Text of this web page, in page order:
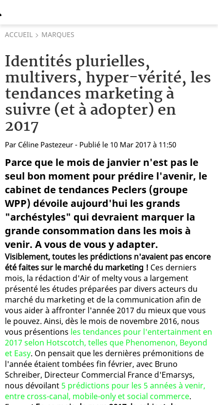
ACCUEIL MARQUES
Identités plurielles,
multivers, hyper-vérité, les
tendances marketing à
suivre (et à adopter) en
2017
Par Céline Pastezeur - Publié le 10 Mar 2017 à 11:50
Parce que le mois de janvier n'est pas le
seul bon moment pour prédire l'avenir, le
cabinet de tendances Peclers (groupe
WPP) dévoile aujourd'hui les grands
"archéstyles" qui devraient marquer la
grande consommation dans les mois à
venir. A vous de vous y adapter.
Visiblement, toutes les prédictions n'avaient pas encore
été faites sur le marché du marketing ! Ces derniers
mois, la rédaction d'Air of melty vous a largement
présenté les études préparées par divers acteurs du
marché du marketing et de la communication afin de
vous aider à affronter l'année 2017 du mieux que vous
le pouvez. Ainsi, dès le mois de novembre 2016, nous
vous présentions les tendances pour l'entertainment en
2017 selon Hotscotch, telles que Phenomenon, Beyond
et Easy. On pensait que les dernières prémonitions de
l'année étaient tombées fin février, avec Bruno
Schreiber, Directeur Commercial France d'Emarsys,
nous dévoilant 5 prédictions pour les 5 années à venir,
entre cross-canal, mobile-only et social commerce.